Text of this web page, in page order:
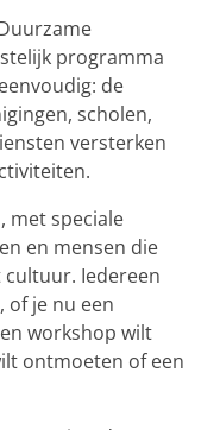
programma
de
scholen,
versterken
met speciale
en mensen die
Iedereen
of je nu een
workshop wilt
ontmoeten of een